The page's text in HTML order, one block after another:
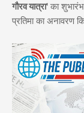
गौरव यात्रा' का
प्रतिमा का अनावरण